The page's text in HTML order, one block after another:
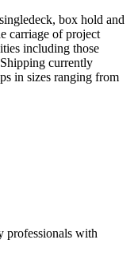
box hold and
carriage of project
including those
currently
in sizes ranging from
professionals with